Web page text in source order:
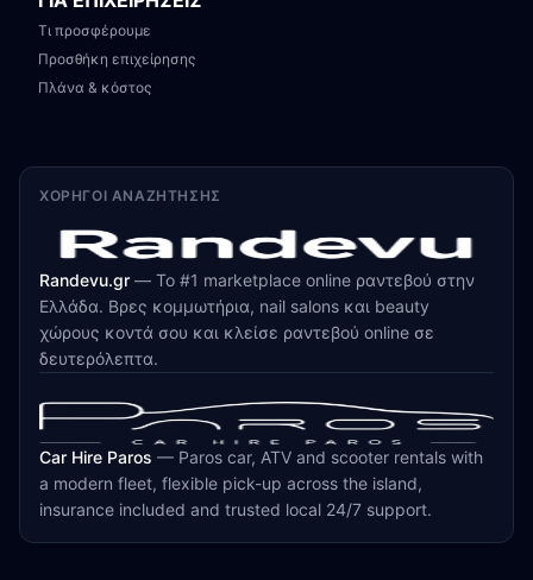
Τι προσφέρουμε
Προσθήκη επιχείρησης
Πλάνα & κόστος
ΧΟΡΗΓΟΊ ΑΝΑΖΉΤΗΣΗΣ
Randevu.gr — Το #1 marketplace online ραντεβού στην
Ελλάδα. Βρες κομμωτήρια, nail salons και beauty
χώρους κοντά σου και κλείσε ραντεβού online σε
δευτερόλεπτα.
Car Hire Paros — Paros car, ATV and scooter rentals with
a modern fleet, flexible pick-up across the island,
insurance included and trusted local 24/7 support.